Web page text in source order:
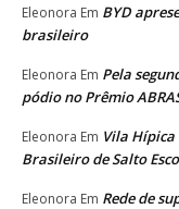
Eleonora Em BYD
brasileiro
Eleonora Em Pela
pódio no Prêmio
Eleonora Em Vila
Brasileiro de Salto
Eleonora Em Rede de